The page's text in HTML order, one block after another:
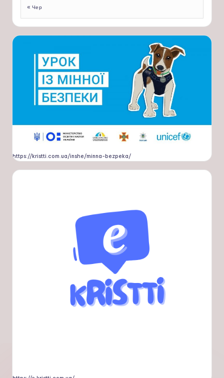
« Чер
https://kristti.com.ua/inshe/minna-bezpeka/